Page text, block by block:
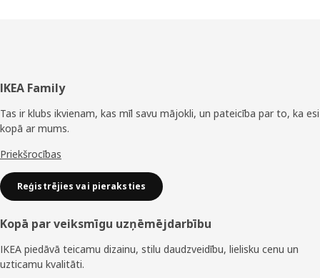
Kājene
IKEA Family
Tas ir klubs ikvienam, kas mīl savu mājokli, un pateicība par to, ka esi
kopā ar mums.
Priekšrocības
Reģistrējies vai pieraksties
Kopā par veiksmīgu uzņēmējdarbību
IKEA piedāvā teicamu dizainu, stilu daudzveidību, lielisku cenu un
uzticamu kvalitāti.